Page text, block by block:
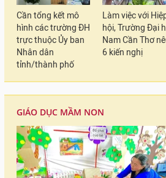
Cần tổng kết mô
hình các trường ĐH
trực thuộc Ủy ban
Nhân dân
tỉnh/thành phố
Làm việc với
hội, Trường Đại
Nam Cần Thơ
6 kiến nghị
GIÁO DỤC MẦM NON